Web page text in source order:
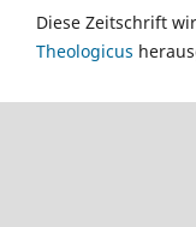
Diese Zeitschrift
Theologicus